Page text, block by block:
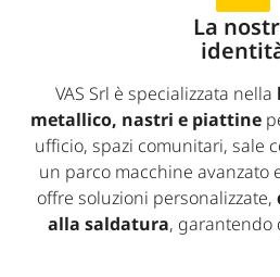
La
VAS Srl è specializzata nella
metallico, nastri e piattine
ufficio, spazi comunitari, sale
un parco macchine avanzato
offre soluzioni personalizzate,
alla saldatura, garantendo